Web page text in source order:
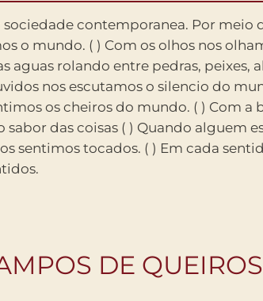
DE QUEIROS